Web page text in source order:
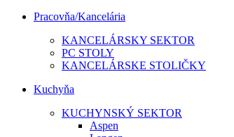
Pracovňa/Kancelária
KANCELÁRSKY SEKTOR
PC STOLY
KANCELÁRSKE STOLIČKY
Kuchyňa
KUCHYNSKÝ SEKTOR
Aspen